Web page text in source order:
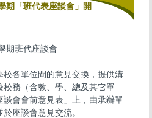
期「班代表座談會」開
期班代座談會
校各單位間的意見交換，提供溝
務（含教、學、總及其它單
會會前意見表」上，由承辦單
座談會意見交流。